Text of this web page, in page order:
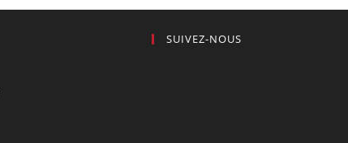
SUIVEZ-NOUS